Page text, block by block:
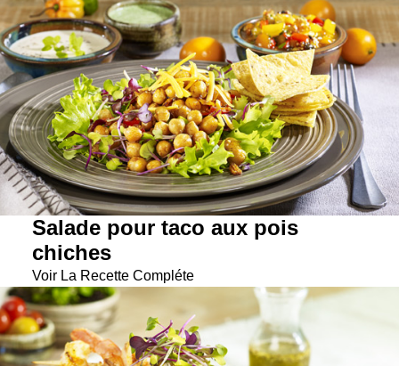
Salade pour taco aux pois
chiches
Voir La Recette Compléte